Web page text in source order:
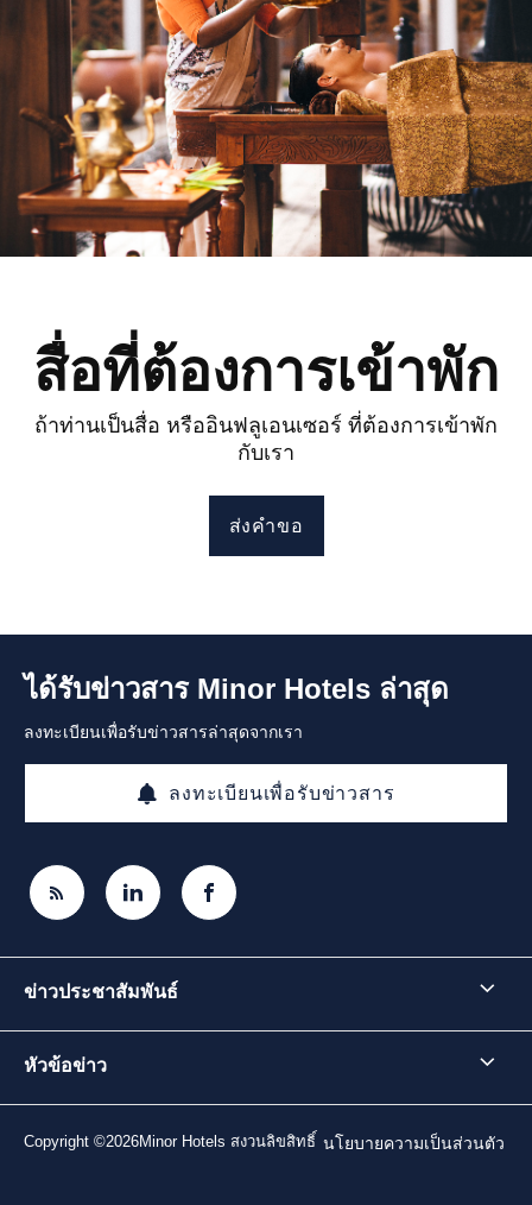
สื่อที่ต้องการเข้าพัก
ถ้าท่านเป็นสื่อ หรืออินฟลูเอนเซอร์ ที่ต้องการเข้าพัก
กับเรา
ส่งคำขอ
ได้รับข่าวสาร Minor Hotels ล่าสุด
ลงทะเบียนเพื่อรับข่าวสารล่าสุดจากเรา
ลงทะเบียนเพื่อรับข่าวสาร
ข่าวประชาสัมพันธ์
หัวข้อข่าว
Copyright ©2026Minor Hotels สงวนลิขสิทธิ์ นโยบายความเป็นส่วนตัว